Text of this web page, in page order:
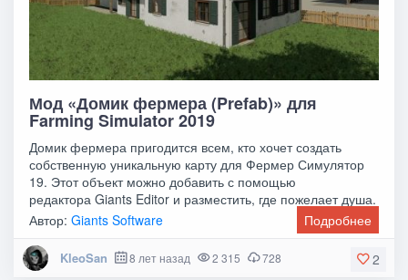
Мод «Домик фермера (Prefab)» для
Farming Simulator 2019
Домик фермера пригодится всем, кто хочет создать
собственную уникальную карту для Фермер Симулятор
19. Этот объект можно добавить с помощью
редактора Giants Editor и разместить, где пожелает душа.
Автор:Giants Software Подробнее
2
KleoSan 8 лет назад 2 315 728